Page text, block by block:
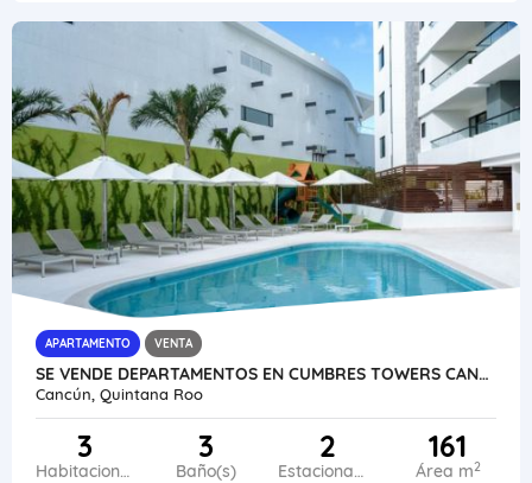
APARTAMENTO VENTA
SE VENDE DEPARTAMENTOS EN CUMBRES TOWERS CANCÚN MÉXICO VE02-414MEX-CO
Cancún, Quintana Roo
3
Habitaciones
3
Baño(s)
2
Estacionamiento
161
Área m2